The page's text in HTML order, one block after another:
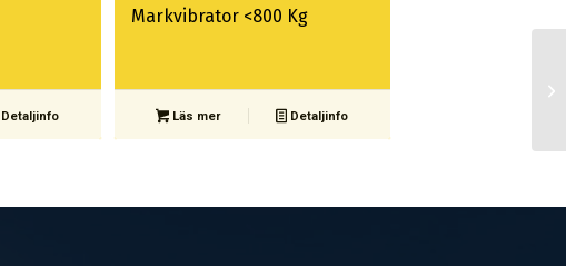
Detaljinfo
Markvibrator <800 Kg
Läs mer Detaljinfo